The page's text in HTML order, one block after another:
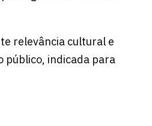
relevância cultural e
público, indicada para